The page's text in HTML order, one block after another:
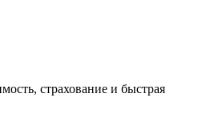
страхование и быстрая